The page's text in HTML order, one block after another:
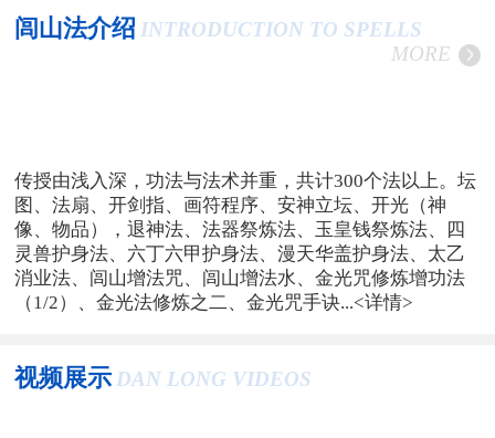
闾山法介绍 INTRODUCTION TO SPELLS
MORE
传授由浅入深，功法与法术并重，共计300个法以上。坛
图、法扇、开剑指、画符程序、安神立坛、开光（神
像、物品），退神法、法器祭炼法、玉皇钱祭炼法、四
灵兽护身法、六丁六甲护身法、漫天华盖护身法、太乙
消业法、闾山增法咒、闾山增法水、金光咒修炼增功法
（1/2）、金光法修炼之二、金光咒手诀...<详情>
视频展示 DAN LONG VIDEOS